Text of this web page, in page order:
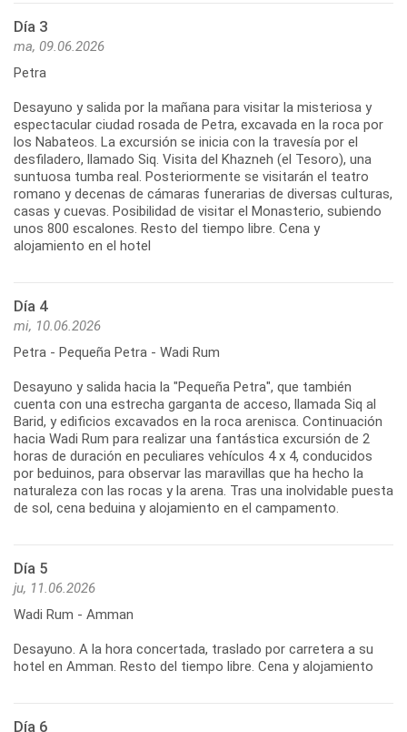
Día 3
ma, 09.06.2026
Petra
Desayuno y salida por la mañana para visitar la misteriosa y
espectacular ciudad rosada de Petra, excavada en la roca por
los Nabateos. La excursión se inicia con la travesía por el
desfiladero, llamado Siq. Visita del Khazneh (el Tesoro), una
suntuosa tumba real. Posteriormente se visitarán el teatro
romano y decenas de cámaras funerarias de diversas culturas,
casas y cuevas. Posibilidad de visitar el Monasterio, subiendo
unos 800 escalones. Resto del tiempo libre. Cena y
alojamiento en el hotel
Día 4
mi, 10.06.2026
Petra - Pequeña Petra - Wadi Rum
Desayuno y salida hacia la "Pequeña Petra", que también
cuenta con una estrecha garganta de acceso, llamada Siq al
Barid, y edificios excavados en la roca arenisca. Continuación
hacia Wadi Rum para realizar una fantástica excursión de 2
horas de duración en peculiares vehículos 4 x 4, conducidos
por beduinos, para observar las maravillas que ha hecho la
naturaleza con las rocas y la arena. Tras una inolvidable puesta
de sol, cena beduina y alojamiento en el campamento.
Día 5
ju, 11.06.2026
Wadi Rum - Amman
Desayuno. A la hora concertada, traslado por carretera a su
hotel en Amman. Resto del tiempo libre. Cena y alojamiento
Día 6